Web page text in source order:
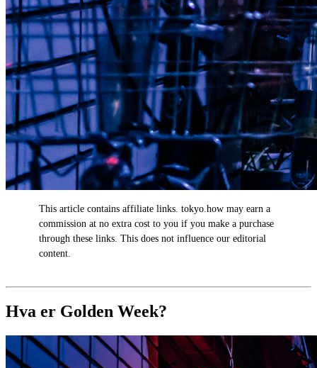
This article contains affiliate links. tokyo.how may earn a
commission at no extra cost to you if you make a purchase
through these links. This does not influence our editorial
content.
Hva er Golden Week?